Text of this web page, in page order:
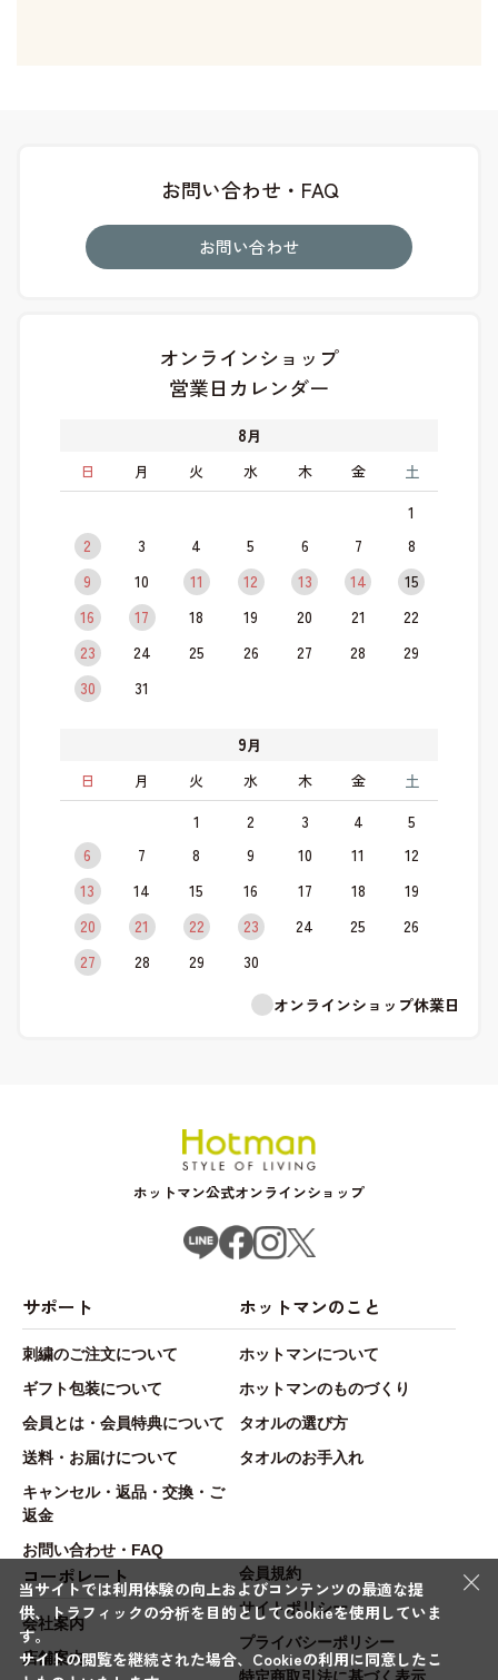
お問い合わせ・FAQ
お問い合わせ
オンラインショップ
営業日カレンダー
8月
日
月 火 水 木 金 土
1
2
3 4 5 6 7
8
9
10 11 12 13 14
15
16
17 18 19 20 21
22
23
24 25 26 27 28
29
30
31
9月
日
月 火 水 木 金 土
1 2 3 4
5
6
7 8 9 10 11
12
13
14 15 16 17 18
19
20
21 22 23 24 25
26
27
28 29
30
オンラインショップ休業日
ホットマン公式オンラインショップ
サポート
刺繍のご注文について
ギフト包装について
会員とは・会員特典について
送料・お届けについて
キャンセル・返品・交換・ご
返金
お問い合わせ・FAQ
ホットマンのこと
ホットマンについて
ホットマンのものづくり
タオルの選び方
タオルのお手入れ
コーポレート
会社案内
店舗案内
会員規約
サイトポリシー
プライバシーポリシー
×
当サイトでは利用体験の向上およびコンテンツの最適な提
供、トラフィックの分析を目的としてCookieを使用していま
す。
サイトの閲覧を継続された場合、Cookieの利用に同意したこ